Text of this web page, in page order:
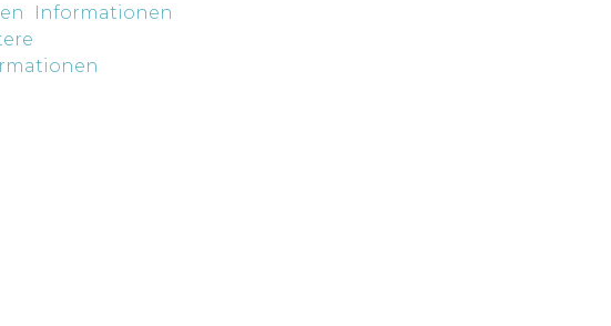
Informationen